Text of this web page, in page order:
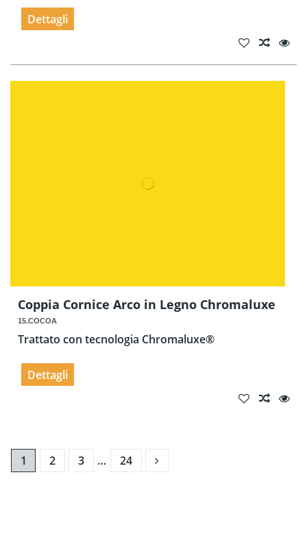
Dettagli
Coppia Cornice Arco in Legno Chromaluxe
15.COCOA
Trattato con tecnologia Chromaluxe®
Dettagli
1 2 3 … 24